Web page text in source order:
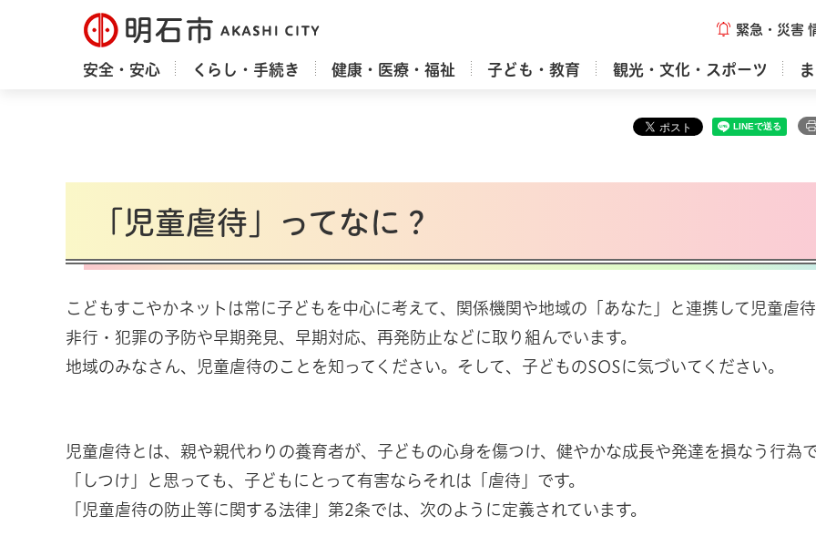
明石市 緊急・災害
安全・安心 くらし・手続き 健康・医療・福祉 子ども・教育 観光・文化・スポーツ
「児童虐待」ってなに？
こどもすこやかネットは常に子どもを中心に考えて、関係機関や地域の「あなた」と連携して児童虐
非行・犯罪の予防や早期発見、早期対応、再発防止などに取り組んでいます。
地域のみなさん、児童虐待のことを知ってください。そして、子どものSOSに気づいてください。
児童虐待とは、親や親代わりの養育者が、子どもの心身を傷つけ、健やかな成長や発達を損なう行為
「しつけ」と思っても、子どもにとって有害ならそれは「虐待」です。
「児童虐待の防止等に関する法律」第2条では、次のように定義されています。